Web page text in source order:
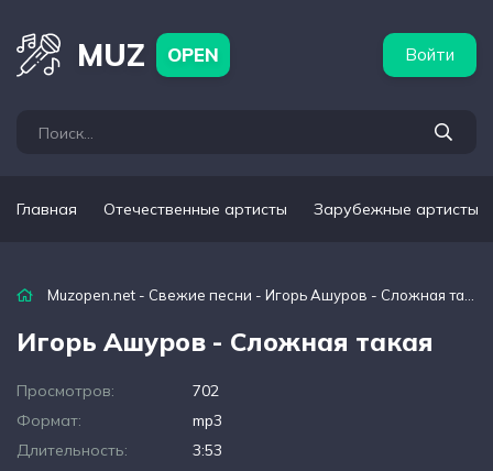
MUZ OPEN Войти
Главная Отечественные артисты Зарубежные артисты
Muzopen.net - Свежие песни - Игорь Ашуров - Сложная такая
Игорь Ашуров - Сложная такая
Просмотров:
702
Формат:
mp3
Длительность:
3:53
артисты Популярные подборки